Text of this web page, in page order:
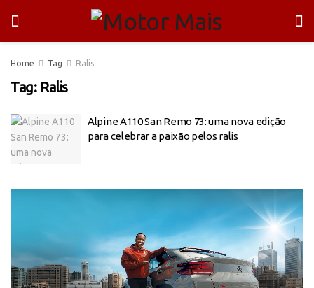
Home Tag Ralis
Tag: Ralis
Alpine A110 San Remo 73: uma nova edição
para celebrar a paixão pelos ralis